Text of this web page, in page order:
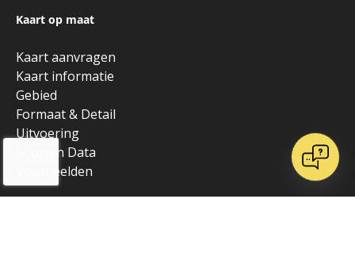
Kaart op maat
Kaart aanvragen
Kaart informatie
Gebied
Formaat & Detail
Uitvoering
Soorten Data
Voorbeelden